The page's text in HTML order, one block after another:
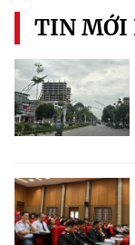
TIN MỚI